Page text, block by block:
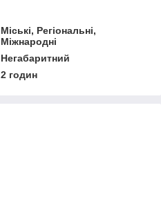
Міські, Регіональні,
Міжнародні
Негабаритний
2 годин